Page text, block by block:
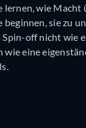
lernen, wie Macht
beginnen, sie zu
off nicht wie
wie eine